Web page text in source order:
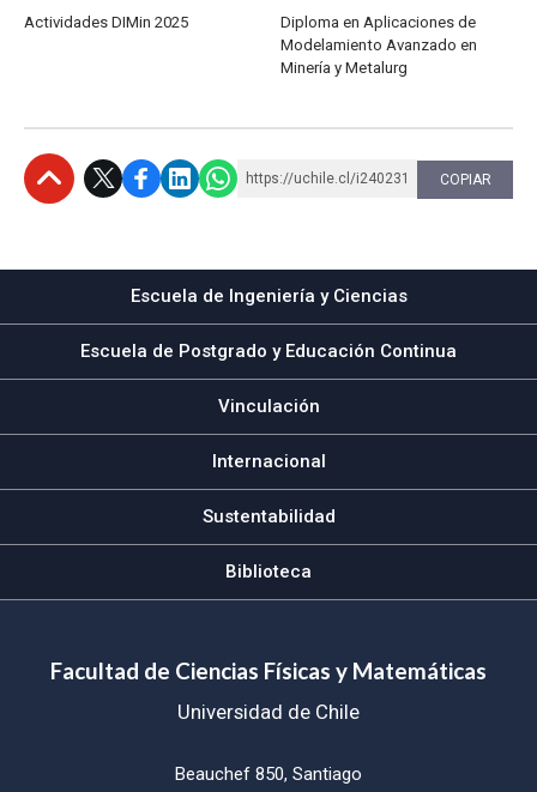
Actividades DIMin 2025
Diploma en Aplicaciones de
Modelamiento Avanzado en
Minería y Metalurg
https://uchile.cl/i240231 COPIAR
Escuela de Ingeniería y Ciencias
Escuela de Postgrado y Educación Continua
Vinculación
Internacional
Sustentabilidad
Biblioteca
Facultad de Ciencias Físicas y Matemáticas
Universidad de Chile
Beauchef 850, Santiago